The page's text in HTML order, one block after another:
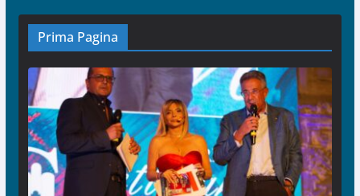
Prima Pagina